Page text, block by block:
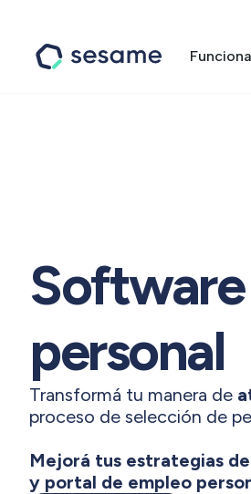
personal
Transformá tu manera de
proceso de selección de
Mejorá tus estrategias
y portal de empleo